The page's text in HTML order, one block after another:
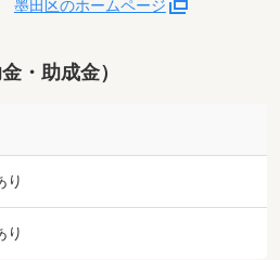
墨田区のホームページ
・助成金）
り
り